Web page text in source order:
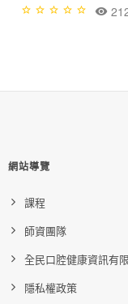
網站導覽
課程
師資團隊
全民口腔健康資訊有
隱私權政策